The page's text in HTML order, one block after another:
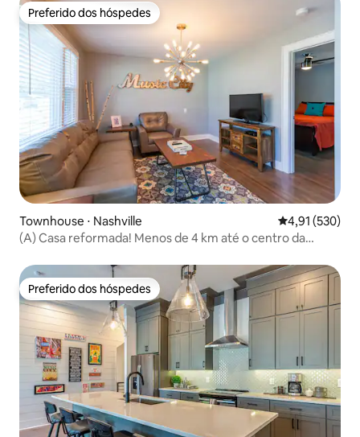
Preferido dos hóspedes
Preferido dos hóspedes
Townhouse ⋅ Nashville 4,91 de uma
4,91 (530)
(A) Casa reformada! Menos de 4 km até o centro da
Preferido dos hóspedes
Preferido dos hóspedes